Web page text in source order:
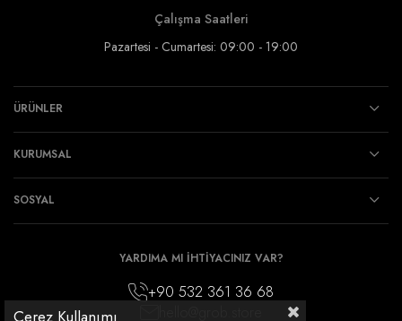
Çalışma Saatleri
Pazartesi - Cumartesi: 09:00 - 19:00
ÜRÜNLER
KURUMSAL
SOSYAL
YARDIMA MI İHTİYACINIZ VAR?
+90 532 361 36 68
Çerez Kullanımı